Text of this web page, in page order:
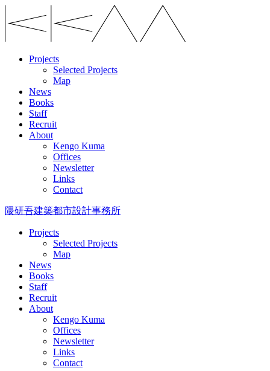
Projects
Selected Projects
Map
News
Books
Staff
Recruit
About
Kengo Kuma
Offices
Newsletter
Links
Contact
隈研吾建築都市設計事務所
Projects
Selected Projects
Map
News
Books
Staff
Recruit
About
Kengo Kuma
Offices
Newsletter
Links
Contact